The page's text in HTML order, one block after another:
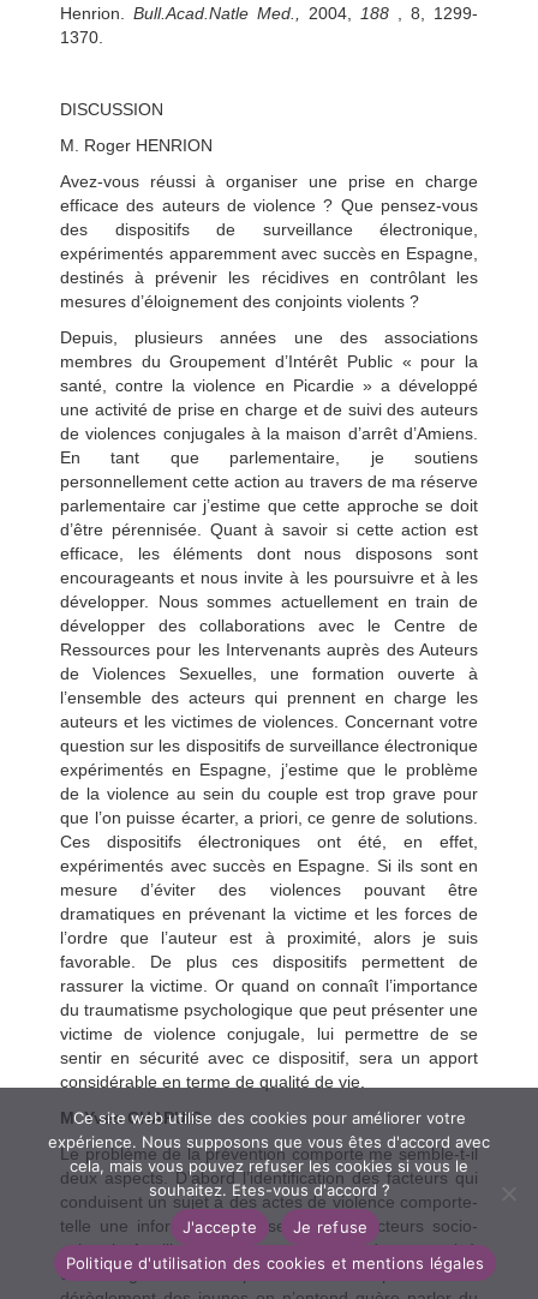
Henrion. Bull.Acad.Natle Med., 2004, 188 , 8, 1299-
1370.
DISCUSSION
M. Roger HENRION
Avez-vous réussi à organiser une prise en charge
efficace des auteurs de violence ? Que pensez-vous
des dispositifs de surveillance électronique,
expérimentés apparemment avec succès en Espagne,
destinés à prévenir les récidives en contrôlant les
mesures d’éloignement des conjoints violents ?
Depuis, plusieurs années une des associations
membres du Groupement d’Intérêt Public « pour la
santé, contre la violence en Picardie » a développé
une activité de prise en charge et de suivi des auteurs
de violences conjugales à la maison d’arrêt d’Amiens.
En tant que parlementaire, je soutiens
personnellement cette action au travers de ma réserve
parlementaire car j’estime que cette approche se doit
d’être pérennisée. Quant à savoir si cette action est
efficace, les éléments dont nous disposons sont
encourageants et nous invite à les poursuivre et à les
développer. Nous sommes actuellement en train de
développer des collaborations avec le Centre de
Ressources pour les Intervenants auprès des Auteurs
de Violences Sexuelles, une formation ouverte à
l’ensemble des acteurs qui prennent en charge les
auteurs et les victimes de violences. Concernant votre
question sur les dispositifs de surveillance électronique
expérimentés en Espagne, j’estime que le problème
de la violence au sein du couple est trop grave pour
que l’on puisse écarter, a priori, ce genre de solutions.
Ces dispositifs électroniques ont été, en effet,
expérimentés avec succès en Espagne. Si ils sont en
mesure d’éviter des violences pouvant être
dramatiques en prévenant la victime et les forces de
l’ordre que l’auteur est à proximité, alors je suis
favorable. De plus ces dispositifs permettent de
rassurer la victime. Or quand on connaît l’importance
du traumatisme psychologique que peut présenter une
victime de violence conjugale, lui permettre de se
sentir en sécurité avec ce dispositif, sera un apport
considérable en terme de qualité de vie.
M. Yves CHAPUIS
Le problème de la prévention comporte me semble-t-il
deux aspects. D’abord l’identification des facteurs qui
conduisent un sujet à des actes de violence comporte-
telle une information précise sur ces facteurs socio-
culturels, familiaux, locaux, susceptibles de concourir à
ces dérèglements ? Et parmi les causes possibles de
Ce site web utilise des cookies pour améliorer votre
expérience. Nous supposons que vous êtes d'accord avec
cela, mais vous pouvez refuser les cookies si vous le
souhaitez. Etes-vous d'accord ?
J'accepte
Je refuse
Politique d'utilisation des cookies et mentions légales